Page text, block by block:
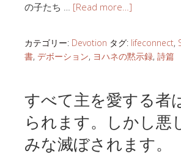
の子たち … [Read more…]
カテゴリー: Devotion タグ: lifeconnect,
書, デボーション, ヨハネの黙示録, 詩篇
すべて主を愛する者
られます。しかし悪
みな滅ぼされます。